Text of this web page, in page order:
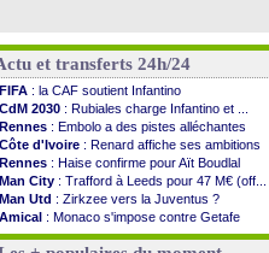
et transferts 24h/24
FIFA : la CAF soutient Infantino
CdM 2030 : Rubiales charge Infantino et ...
Rennes : Embolo a des pistes alléchantes
Côte d'Ivoire : Renard affiche ses ambitions
Rennes : Haise confirme pour Aït Boudlal
Man City : Trafford à Leeds pour 47 M€ (off...
Man Utd : Zirkzee vers la Juventus ?
Amical : Monaco s'impose contre Getafe
Nantes: Der Zakarian et sa relation avec Kita